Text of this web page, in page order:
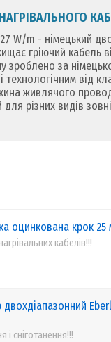
W/m - німецький
гріючий кабель
зроблено за
технологічним від
живлячого
різних видів
оцинкована крок 25
кабелів!!!
і сніготанення!!!